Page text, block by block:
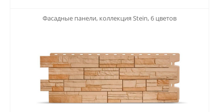
Фасадные панели, коллекция Stein, 6 цветов